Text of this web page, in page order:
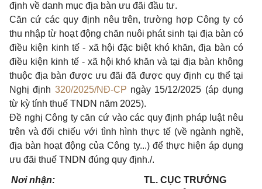
định về danh mục địa bàn ưu đãi đầu tư.
Căn cứ các quy định nêu trên, trường hợp Công ty có
thu nhập từ hoạt động chăn nuôi phát sinh tại địa bàn có
điều kiện kinh tế - xã hội đặc biệt khó khăn, địa bàn có
điều kiện kinh tế - xã hội khó khăn và tại địa bàn không
thuộc địa bàn được ưu đãi đã được quy định cụ thể tại
Nghị định 320/2025/NĐ-CP ngày 15/12/2025 (áp dụng
từ kỳ tính thuế TNDN năm 2025).
Đề nghị Công ty căn cứ vào các quy định pháp luật nêu
trên và đối chiếu với tình hình thực tế (về ngành nghề,
địa bàn hoạt động của Công ty...) để thực hiện áp dụng
ưu đãi thuế TNDN đúng quy định./.
Nơi nhận: TL. CỤC TRƯỞNG